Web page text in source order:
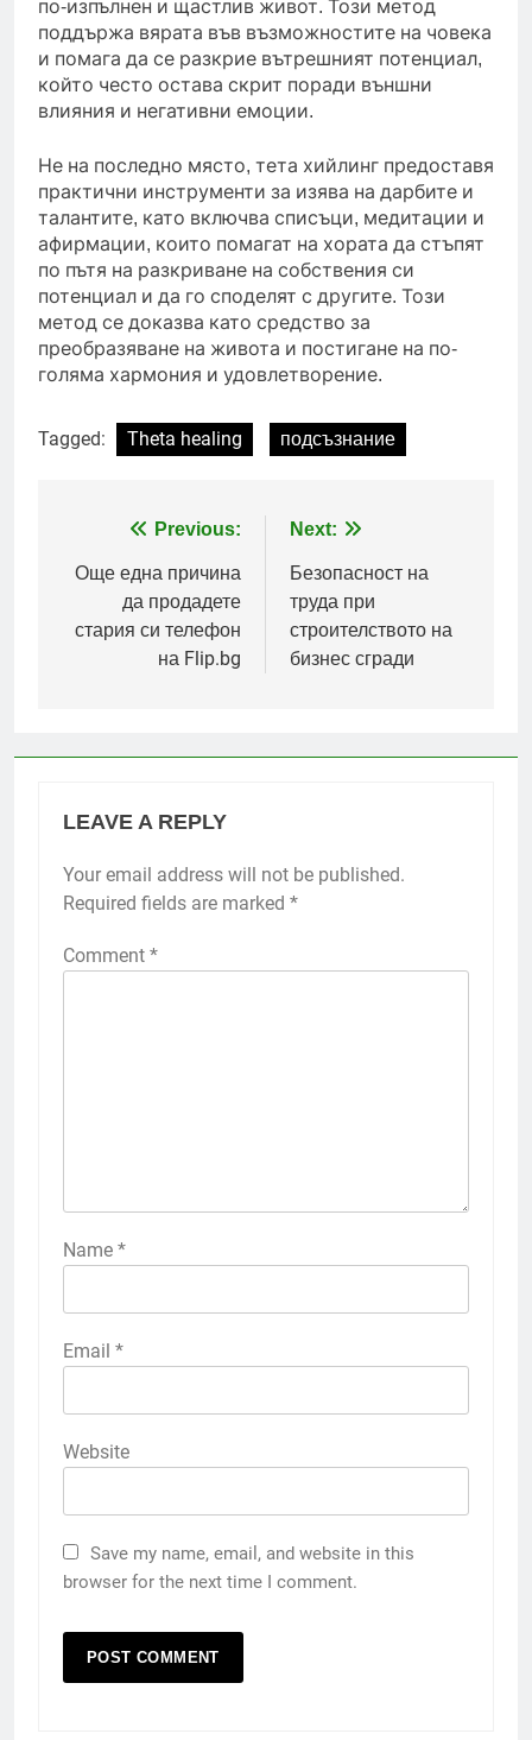
по-изпълнен и щастлив живот. Този метод
поддържа вярата във възможностите на човека
и помага да се разкрие вътрешният потенциал,
който често остава скрит поради външни
влияния и негативни емоции.
Не на последно място, тета хийлинг предоставя
практични инструменти за изява на дарбите и
талантите, като включва списъци, медитации и
афирмации, които помагат на хората да стъпят
по пътя на разкриване на собствения си
потенциал и да го споделят с другите. Този
метод се доказва като средство за
преобразяване на живота и постигане на по-
голяма хармония и удовлетворение.
Tagged: Theta healing подсъзнание
navigation
Previous:
Още една причина
да продадете
стария си телефон
на Flip.bg
Next:
Безопасност на
труда при
строителството на
бизнес сгради
LEAVE A REPLY
Your email address will not be published.
Required fields are marked *
Comment *
Name *
Email *
Website
Save my name, email, and website in this
browser for the next time I comment.